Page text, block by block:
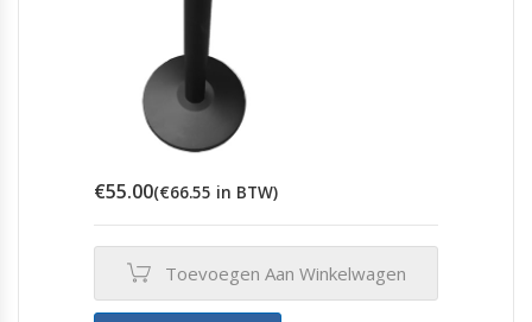
€55.00(€66.55 in BTW)
Toevoegen Aan Winkelwagen